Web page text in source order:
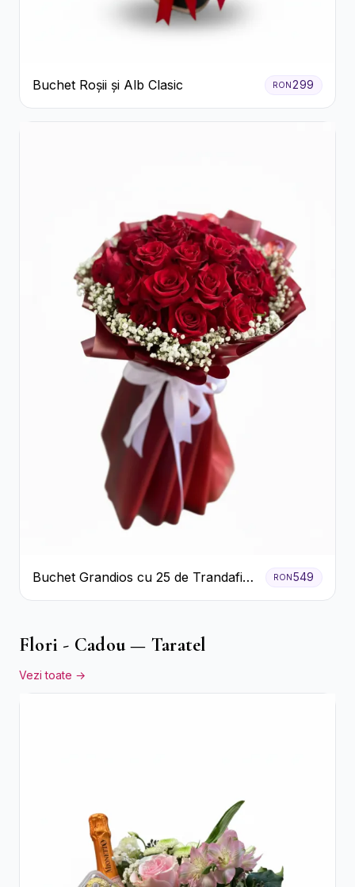
Buchet Roșii și Alb Clasic RON299
Buchet Grandios cu 25 de Trandafiri
Roșii
RON549
Flori - Cadou — Taratel
Vezi toate →